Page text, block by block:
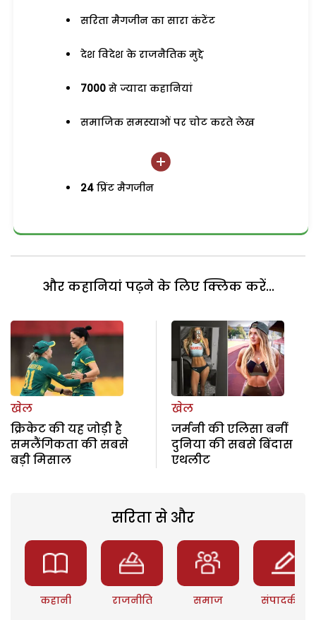
सरिता मैगजीन का सारा कंटेंट
देश विदेश के राजनैतिक मुद्दे
7000 से ज्यादा कहानियां
समाजिक समस्याओं पर चोट करते लेख
24 प्रिंट मैगजीन
और कहानियां पढ़ने के लिए क्लिक करें...
खेल
क्रिकेट की यह जोड़ी है
समलैंगिकता की सबसे
बड़ी मिसाल
खेल
जर्मनी की एलिसा बनीं
दुनिया की सबसे बिंदास
एथलीट
सरिता से और
कहानी राजनीति समाज संपादकीय